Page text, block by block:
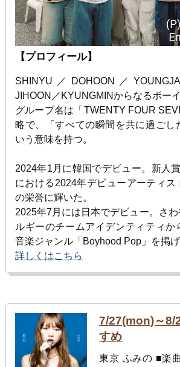
【プロフィール】
SHINYU／DOHOON／
JIHOON／KYUNGMINからなるボー
グループ名は「 TWENTY FOUR
略で、「すべての瞬間を共に過ごし
いう意味を持つ。
2024年1 月に韓国でデビュー。新人賞
における 2024年デビューアーティス
の栄誉に輝いた。
2025年7 月には日本でデビュー。さ
ルギーのチームアイデンティティか
音楽ジャンル「 Boyhood Pop」を掲げ
詳しくはこちら
7/27(mon)～8/
すめ
東京 ふみの ■楽